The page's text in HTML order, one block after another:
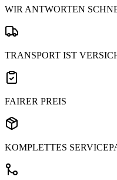
WIR ANTWORTEN
TRANSPORT IST
FAIRER PREIS
KOMPLETTES